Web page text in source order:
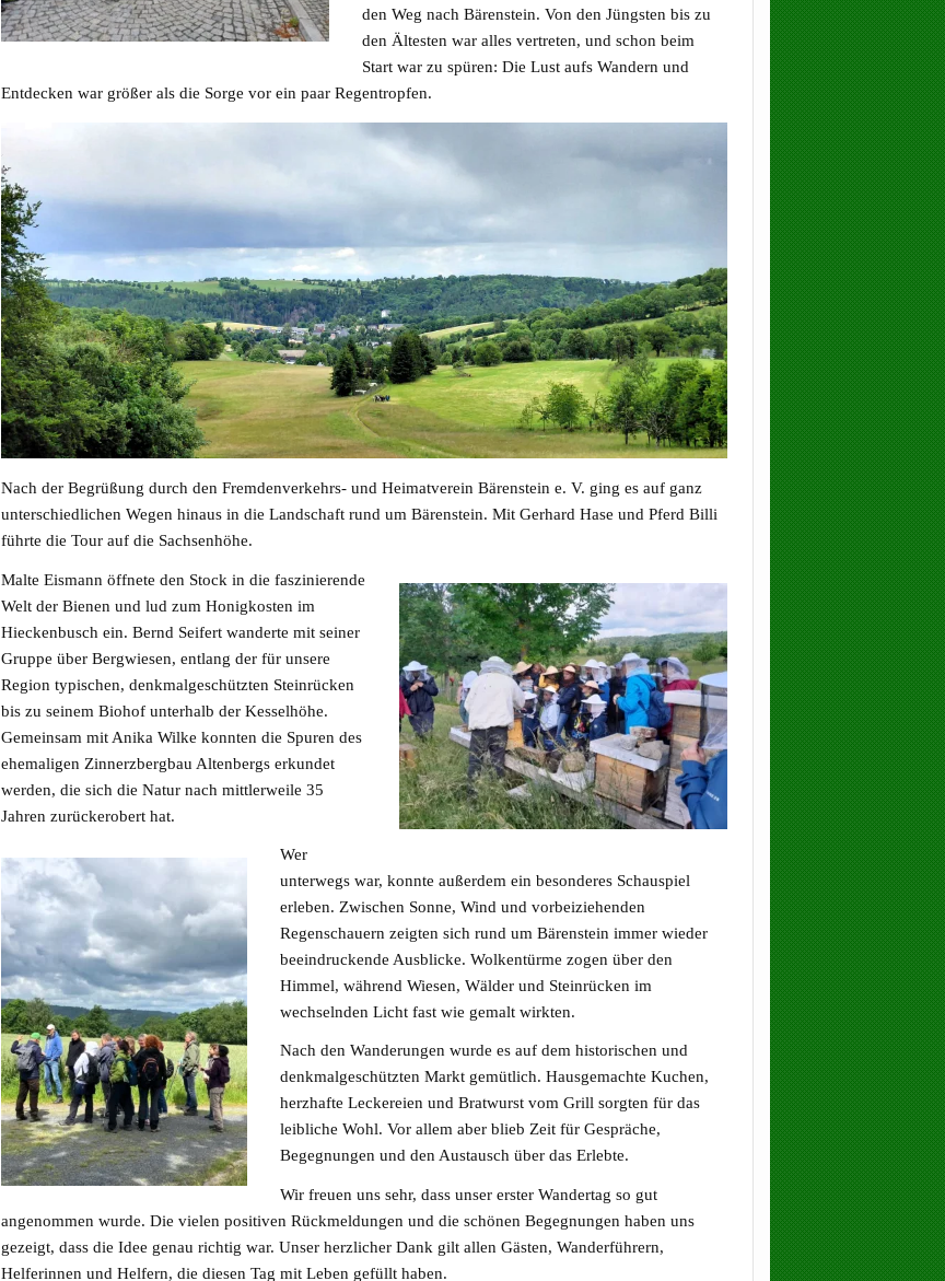
den Weg nach Bärenstein. Von den Jüngsten bis zu
den Ältesten war alles vertreten, und schon beim
Start war zu spüren: Die Lust aufs Wandern und
Entdecken war größer als die Sorge vor ein paar Regentropfen.
Nach der Begrüßung durch den Fremdenverkehrs- und Heimatverein Bärenstein e. V. ging es auf ganz
unterschiedlichen Wegen hinaus in die Landschaft rund um Bärenstein. Mit Gerhard Hase und Pferd Billi
führte die Tour auf die Sachsenhöhe.
Malte Eismann öffnete den Stock in die faszinierende
Welt der Bienen und lud zum Honigkosten im
Hieckenbusch ein. Bernd Seifert wanderte mit seiner
Gruppe über Bergwiesen, entlang der für unsere
Region typischen, denkmalgeschützten Steinrücken
bis zu seinem Biohof unterhalb der Kesselhöhe.
Gemeinsam mit Anika Wilke konnten die Spuren des
ehemaligen Zinnerzbergbau Altenbergs erkundet
werden, die sich die Natur nach mittlerweile 35
Jahren zurückerobert hat.
Wer
unterwegs war, konnte außerdem ein besonderes Schauspiel
erleben. Zwischen Sonne, Wind und vorbeiziehenden
Regenschauern zeigten sich rund um Bärenstein immer wieder
beeindruckende Ausblicke. Wolkentürme zogen über den
Himmel, während Wiesen, Wälder und Steinrücken im
wechselnden Licht fast wie gemalt wirkten.
Nach den Wanderungen wurde es auf dem historischen und
denkmalgeschützten Markt gemütlich. Hausgemachte Kuchen,
herzhafte Leckereien und Bratwurst vom Grill sorgten für das
leibliche Wohl. Vor allem aber blieb Zeit für Gespräche,
Begegnungen und den Austausch über das Erlebte.
Wir freuen uns sehr, dass unser erster Wandertag so gut
angenommen wurde. Die vielen positiven Rückmeldungen und die schönen Begegnungen haben uns
gezeigt, dass die Idee genau richtig war. Unser herzlicher Dank gilt allen Gästen, Wanderführern,
Helferinnen und Helfern, die diesen Tag mit Leben gefüllt haben.